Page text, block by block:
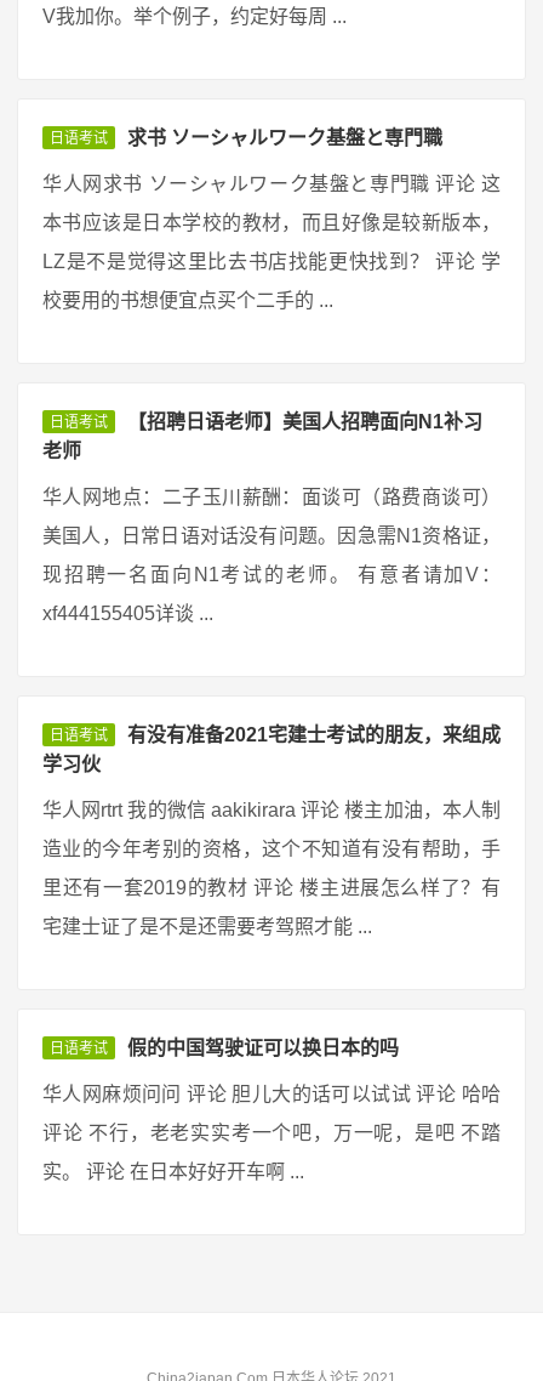
V我加你。举个例子，约定好每周 ...
日语考试 求书 ソーシャルワーク基盤と専門職
华人网求书 ソーシャルワーク基盤と専門職 评论 这
本书应该是日本学校的教材，而且好像是较新版本，
LZ是不是觉得这里比去书店找能更快找到？ 评论 学
校要用的书想便宜点买个二手的 ...
日语考试
【招聘日语老师】美国人招聘面向N1补习
老师
华人网地点：二子玉川薪酬：面谈可（路费商谈可）
美国人，日常日语对话没有问题。因急需N1资格证，
现招聘一名面向N1考试的老师。 有意者请加V：
xf444155405详谈 ...
日语考试
有没有准备2021宅建士考试的朋友，来组成
学习伙
华人网rtrt 我的微信 aakikirara 评论 楼主加油，本人制
造业的今年考别的资格，这个不知道有没有帮助，手
里还有一套2019的教材 评论 楼主进展怎么样了？有
宅建士证了是不是还需要考驾照才能 ...
日语考试 假的中国驾驶证可以换日本的吗
华人网麻烦问问 评论 胆儿大的话可以试试 评论 哈哈
评论 不行，老老实实考一个吧，万一呢，是吧 不踏
实。 评论 在日本好好开车啊 ...